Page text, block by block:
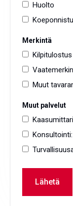
Huolto
Merkintä
Muut
Muut palvelut